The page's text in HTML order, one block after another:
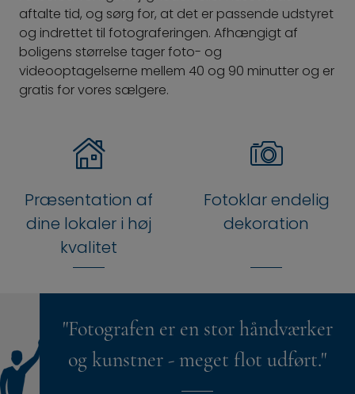
aftalte tid, og sørg for, at det er passende udstyret
og indrettet til fotograferingen. Afhængigt af
boligens størrelse tager foto- og
videooptagelserne mellem 40 og 90 minutter og er
gratis for vores sælgere.
Præsentation af
dine lokaler i høj
kvalitet
Fotoklar endelig
dekoration
"Fotografen er en stor håndværker
og kunstner - meget flot udført."